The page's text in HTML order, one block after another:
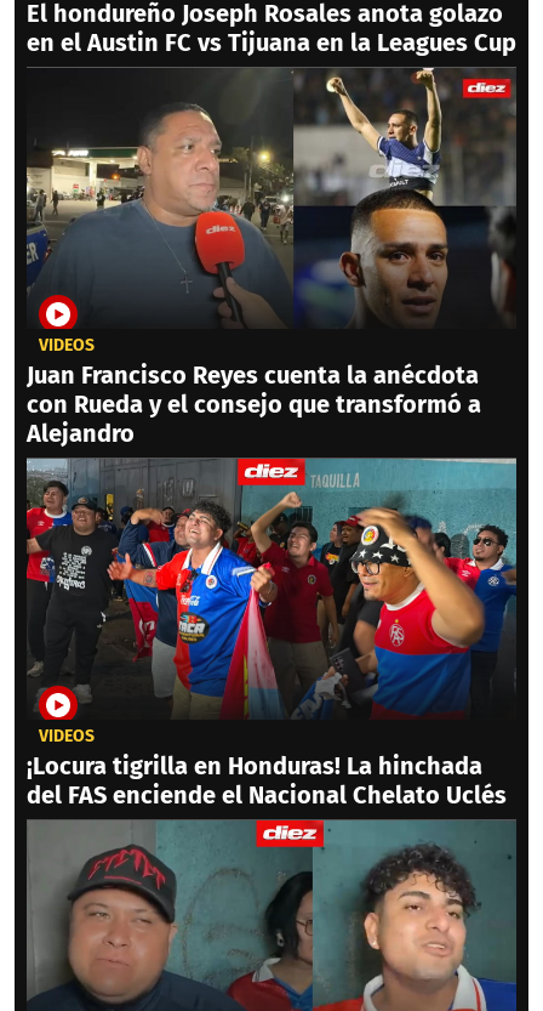
El hondureño Joseph Rosales anota golazo
en el Austin FC vs Tijuana en la Leagues Cup
VIDEOS
Juan Francisco Reyes cuenta la anécdota
con Rueda y el consejo que transformó a
Alejandro
VIDEOS
¡Locura tigrilla en Honduras! La hinchada
del FAS enciende el Nacional Chelato Uclés